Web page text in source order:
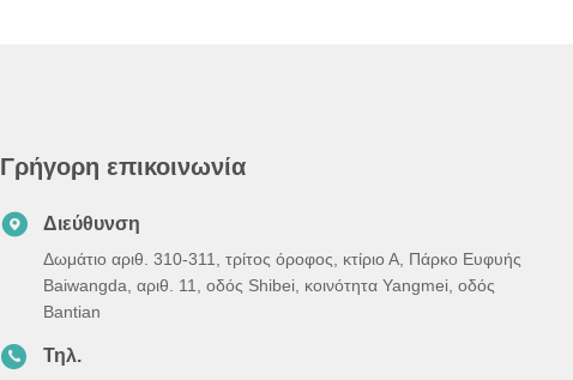
Γρήγορη επικοινωνία
Διεύθυνση
Δωμάτιο αριθ. 310-311, τρίτος όροφος, κτίριο Α, Πάρκο Ευφυής
Baiwangda, αριθ. 11, οδός Shibei, κοινότητα Yangmei, οδός
Bantian
Τηλ.